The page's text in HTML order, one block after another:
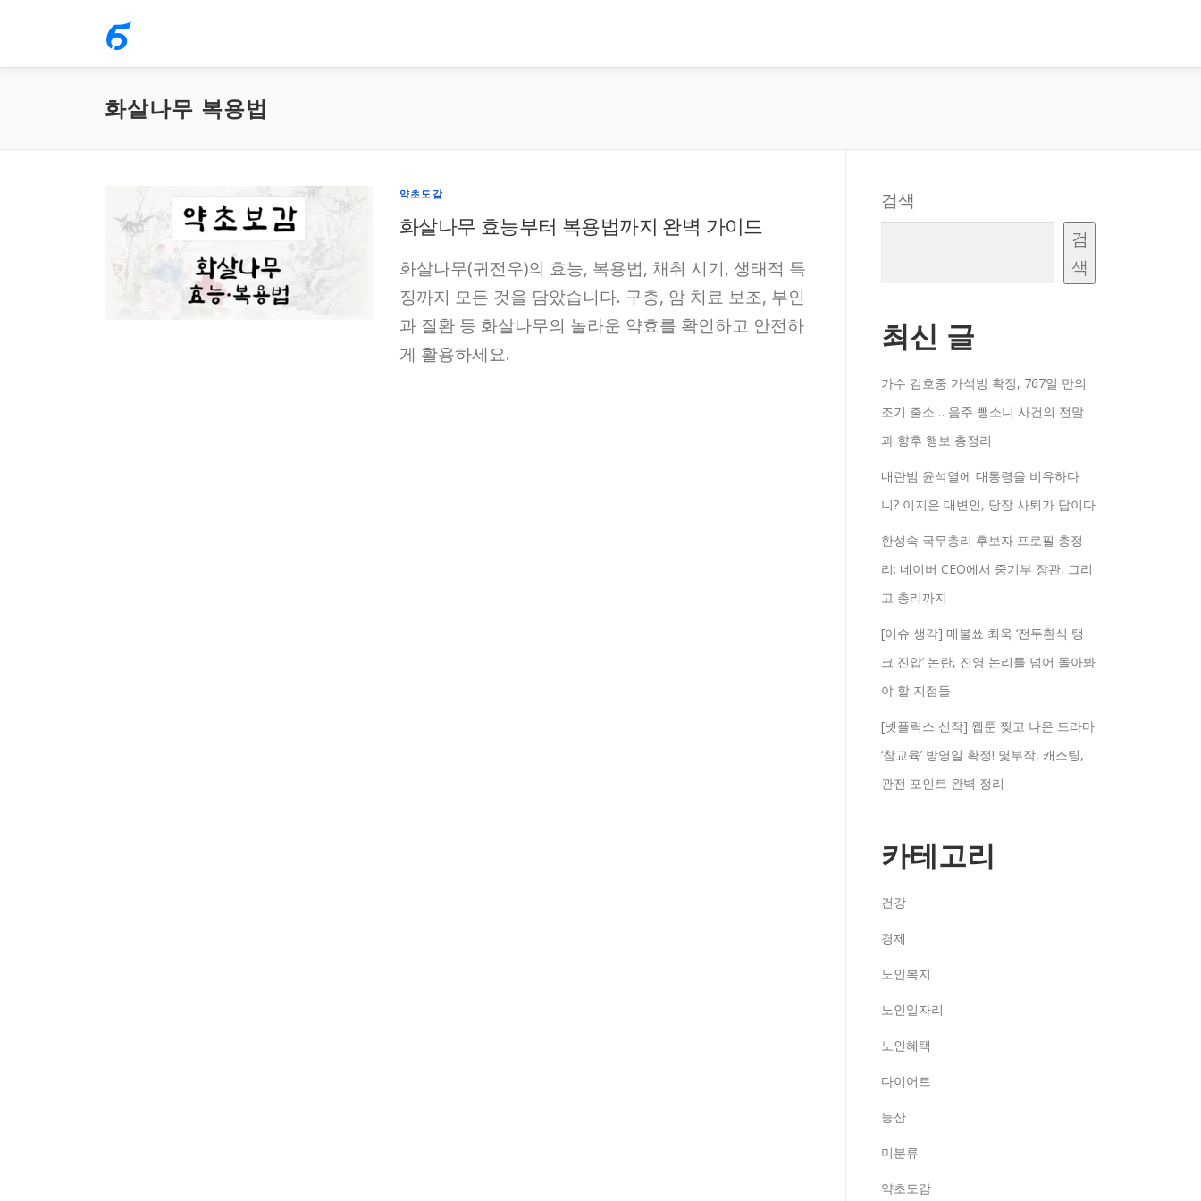
으
화살나무 복용법
약초도감
화살나무 효능부터 복용법까지 완벽 가이드
화살나무(귀전우)의 효능, 복용법, 채취 시기, 생태적 특
징까지 모든 것을 담았습니다. 구충, 암 치료 보조, 부인
과 질환 등 화살나무의 놀라운 약효를 확인하고 안전하
게 활용하세요.
검색
검
색
최신 글
가수 김호중 가석방 확정, 767일 만의
조기 출소… 음주 뺑소니 사건의 전말
과 향후 행보 총정리
내란범 윤석열에 대통령을 비유하다
니? 이지은 대변인, 당장 사퇴가 답이다
한성숙 국무총리 후보자 프로필 총정
리: 네이버 CEO에서 중기부 장관, 그리
고 총리까지
[이슈 생각] 매불쑈 최욱 ‘전두환식 탱
크 진압’ 논란, 진영 논리를 넘어 돌아봐
야 할 지점들
[넷플릭스 신작] 웹툰 찢고 나온 드라마
‘참교육’ 방영일 확정! 몇부작, 캐스팅,
관전 포인트 완벽 정리
카테고리
건강
경제
노인복지
노인일자리
노인혜택
다이어트
등산
미분류
약초도감